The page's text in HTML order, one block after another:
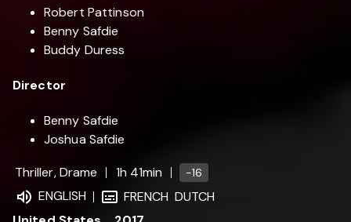
Robert Pattinson
Benny Safdie
Buddy Duress
Director
Benny Safdie
Joshua Safdie
Thriller, Drame
1h 41min -16
ENGLISH FRENCH DUTCH